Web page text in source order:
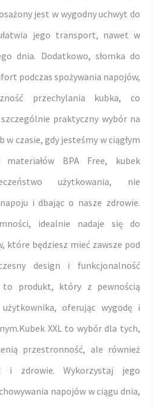
jest w wygodny uchwyt do
jego transport, nawet w
dnia. Dodatkowo, słomka do
podczas spożywania napojów,
przechylania kubka, co
praktyczny wybór na
czasie, gdy jesteśmy w ciągłym
materiałów BPA Free, kubek
użytkowania, nie
i dbając o nasze zdrowie.
idealnie nadaje się do
które będziesz mieć zawsze pod
design i funkcjonalność
to produkt, który z pewnością
oferując wygodę i
XXL to wybór dla tych,
przestronność, ale również
zdrowie. Wykorzystaj jego
napojów w ciągu dnia,